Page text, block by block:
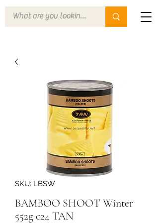
SKU: LBSW
BAMBOO SHOOT Winter
552g c24 TAN